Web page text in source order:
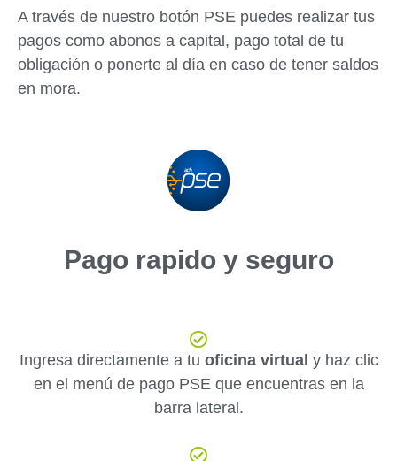
A través de nuestro botón PSE puedes realizar tus
pagos como abonos a capital, pago total de tu
obligación o ponerte al día en caso de tener saldos
en mora.
Pago rapido y seguro
Ingresa directamente a tu oficina virtual y haz clic
en el menú de pago PSE que encuentras en la
barra lateral.